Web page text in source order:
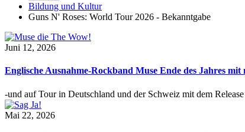
Bildung und Kultur
Guns N' Roses: World Tour 2026 - Bekanntgabe
Juni 12, 2026
Englische Ausnahme-Rockband Muse Ende des Jahres mit
-und auf Tour in Deutschland und der Schweiz mit dem
Mai 22, 2026